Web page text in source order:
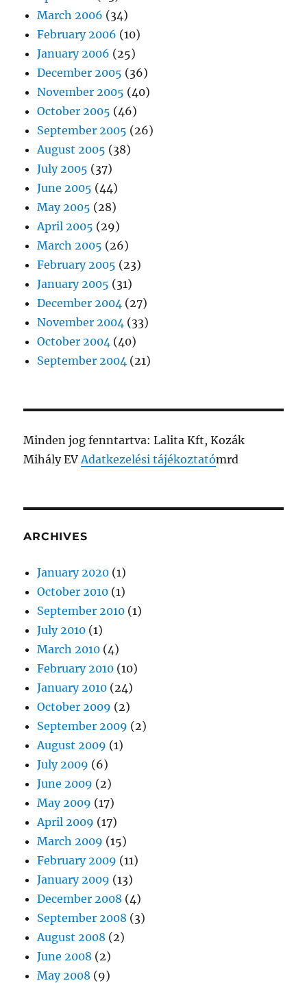
March 2006 (34)
February 2006 (10)
January 2006 (25)
December 2005 (36)
November 2005 (40)
October 2005 (46)
September 2005 (26)
August 2005 (38)
July 2005 (37)
June 2005 (44)
May 2005 (28)
April 2005 (29)
March 2005 (26)
February 2005 (23)
January 2005 (31)
December 2004 (27)
November 2004 (33)
October 2004 (40)
September 2004 (21)
Minden jog fenntartva: Lalita Kft, Kozák
Mihály EVAdatkezelési tájékoztatómrd
ARCHIVES
January 2020 (1)
October 2010 (1)
September 2010 (1)
July 2010 (1)
March 2010 (4)
February 2010 (10)
January 2010 (24)
October 2009 (2)
September 2009 (2)
August 2009 (1)
July 2009 (6)
June 2009 (2)
May 2009 (17)
April 2009 (17)
March 2009 (15)
February 2009 (11)
January 2009 (13)
December 2008 (4)
September 2008 (3)
August 2008 (2)
June 2008 (2)
May 2008 (9)